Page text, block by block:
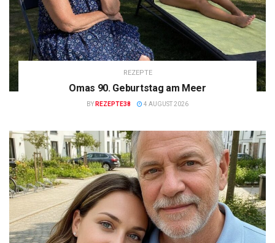
REZEPTE
Omas 90. Geburtstag am Meer
BY REZEPTE38 4 AUGUST 2026